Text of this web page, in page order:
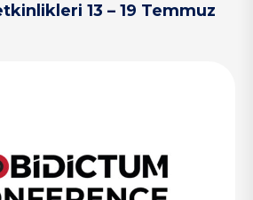
13 – 19 Temmuz